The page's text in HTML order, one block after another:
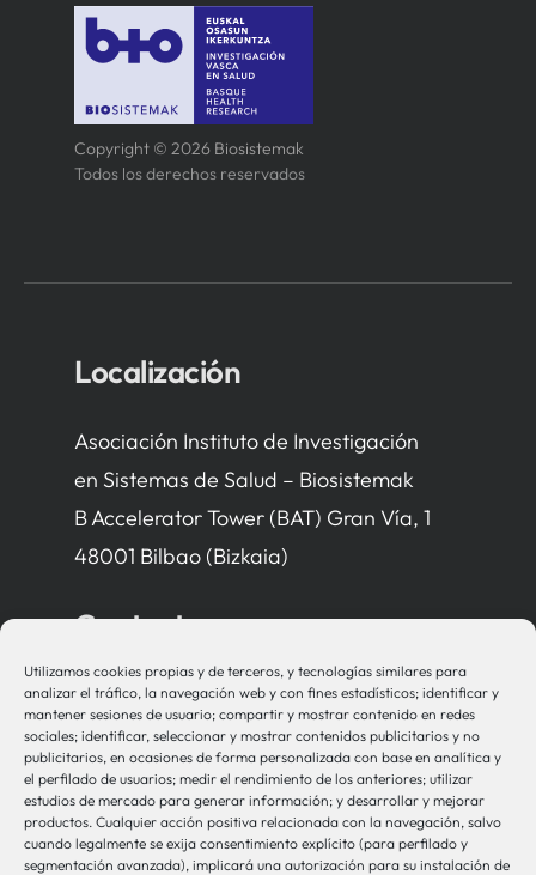
Utilizamos cookies propias y de terceros, y tecnologías similares para
analizar el tráfico, la navegación web y con fines estadísticos; identificar y
mantener sesiones de usuario; compartir y mostrar contenido en redes
sociales; identificar, seleccionar y mostrar contenidos publicitarios y no
publicitarios, en ocasiones de forma personalizada con base en analítica y
el perfilado de usuarios; medir el rendimiento de los anteriores; utilizar
estudios de mercado para generar información; y desarrollar y mejorar
productos. Cualquier acción positiva relacionada con la navegación, salvo
cuando legalmente se exija consentimiento explícito (para perfilado y
segmentación avanzada), implicará una autorización para su instalación de
Copyright © 2026 Biosistemak
Todos los derechos reservados
Localización
Asociación Instituto de Investigación
en Sistemas de Salud – Biosistemak
B Accelerator Tower (BAT) Gran Vía, 1
48001 Bilbao (Bizkaia)
Contacto
bio-sistemak@bio-sistemak.eus
944 00 77 90
Otros Enlaces